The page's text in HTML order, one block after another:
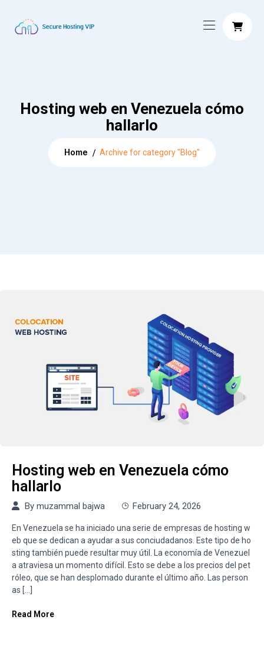
Hosting web en Venezuela cómo
hallarlo
Home Archive for category "Blog"
Hosting web en Venezuela cómo
hallarlo
By muzammal bajwa February 24, 2026
En Venezuela se ha iniciado una serie de empresas de hosting w
eb que se dedican a ayudar a sus conciudadanos. Este tipo de ho
sting también puede resultar muy útil. La economía de Venezuel
a atraviesa un momento difícil. Esto se debe a los precios del pet
róleo, que se han desplomado durante el último año. Las person
as […]
Read More